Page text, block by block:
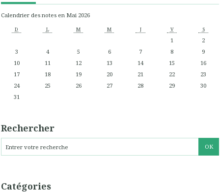
Calendrier des notes en Mai 2026
D L M M J V S
1
2
3
4 5 6 7 8
9
10
11 12 13 14 15
16
17
18 19 20 21 22
23
24
25 26 27 28 29
30
31
Rechercher
Catégories